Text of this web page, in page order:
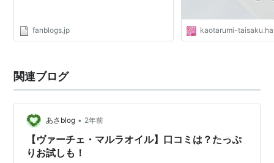
fanblogs.jp kaotarumi-
関連ブログ
あさblog • 2年前
【ヴァーチェ・マルラオイル】口コミは？たっぷ
りお試しも！